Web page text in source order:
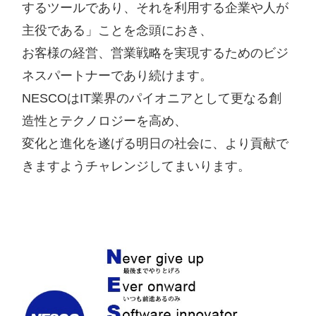
するツールであり、それを利用する企業や人が
主役である」ことを念頭におき、
お客様の経営、営業戦略を実現するためのビジ
ネスパートナーであり続けます。
NESCOはIT業界のパイオニアとして更なる創
造性とテクノロジーを高め、
変化と進化を遂げる明日の社会に、より貢献で
きますようチャレンジしてまいります。